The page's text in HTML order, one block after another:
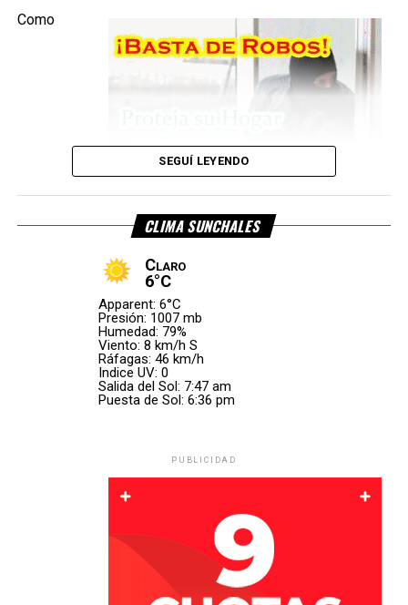
correspondientes.
En el
operativo
intervinieron
Móvil N.º 4
Estación
Las autoridades investigan las causas que originaron el
Por Móvil Quique
Como
consecuencia del impacto,
, mientras que la otra persona sufrió
lesiones de carácter leve.
El vehículo pertenecía a una empresa de
y ambos ocupantes eran oriundos de esa
localidad. Hasta el momento,las autoridades no
SEGUÍ LEYENDO
CLIMA SUNCHALES
Claro
6°C
Apparent: 6°C
Presión: 1007 mb
Humedad: 79%
Viento: 8 km/h S
Ráfagas: 46 km/h
Indice UV: 0
Salida del Sol: 7:47 am
Puesta de Sol: 6:36 pm
PUBLICIDAD